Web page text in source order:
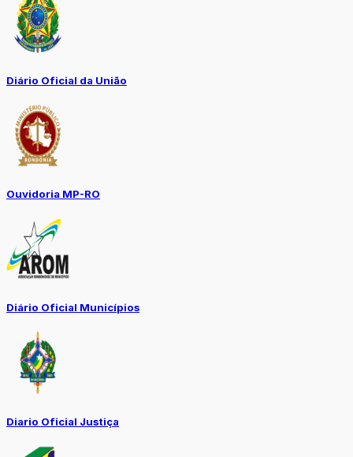
Diário Oficial da União
Ouvidoria MP-RO
Diário Oficial Municípios
Diario Oficial Justiça